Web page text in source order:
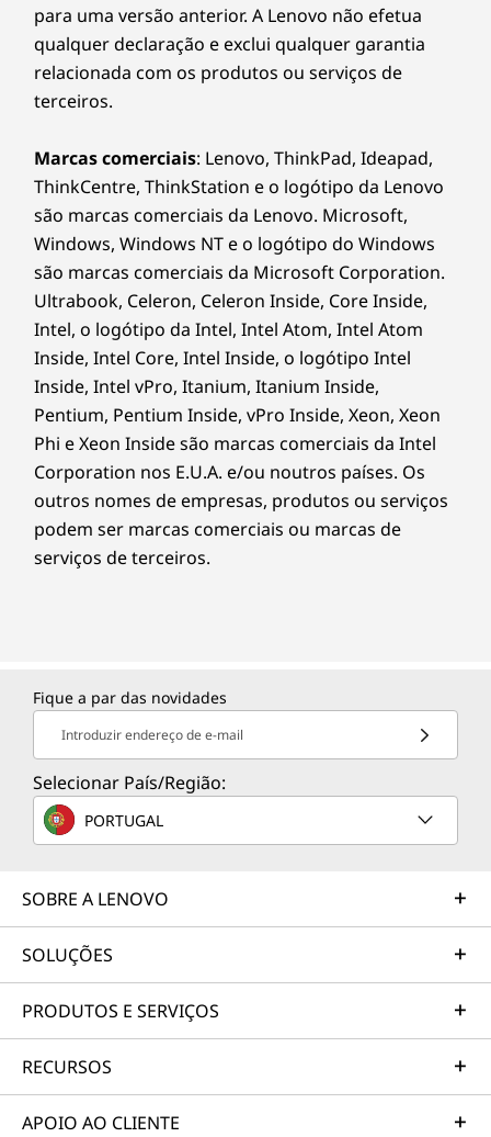
para uma versão anterior. A Lenovo não efetua
qualquer declaração e exclui qualquer garantia
relacionada com os produtos ou serviços de
terceiros.
Marcas comerciais: Lenovo, ThinkPad, Ideapad,
ThinkCentre, ThinkStation e o logótipo da Lenovo
são marcas comerciais da Lenovo. Microsoft,
Windows, Windows NT e o logótipo do Windows
são marcas comerciais da Microsoft Corporation.
Ultrabook, Celeron, Celeron Inside, Core Inside,
Intel, o logótipo da Intel, Intel Atom, Intel Atom
Inside, Intel Core, Intel Inside, o logótipo Intel
Inside, Intel vPro, Itanium, Itanium Inside,
Pentium, Pentium Inside, vPro Inside, Xeon, Xeon
Phi e Xeon Inside são marcas comerciais da Intel
Corporation nos E.U.A. e/ou noutros países. Os
outros nomes de empresas, produtos ou serviços
podem ser marcas comerciais ou marcas de
serviços de terceiros.
Fique a par das novidades
Introduzir endereço de e-mail
Selecionar País/Região:
PORTUGAL
SOBRE A LENOVO
SOLUÇÕES
PRODUTOS E SERVIÇOS
RECURSOS
APOIO AO CLIENTE